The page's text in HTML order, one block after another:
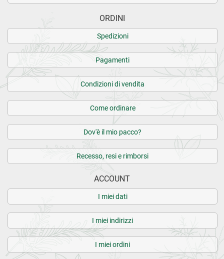
ORDINI
Spedizioni
Pagamenti
Condizioni di vendita
Come ordinare
Dov'è il mio pacco?
Recesso, resi e rimborsi
ACCOUNT
I miei dati
I miei indirizzi
I miei ordini